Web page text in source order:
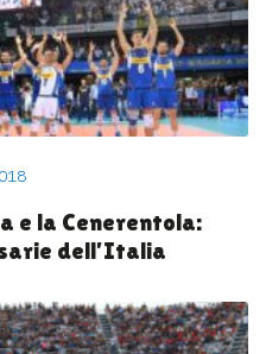
e la Cenerentola:
dell’Italia